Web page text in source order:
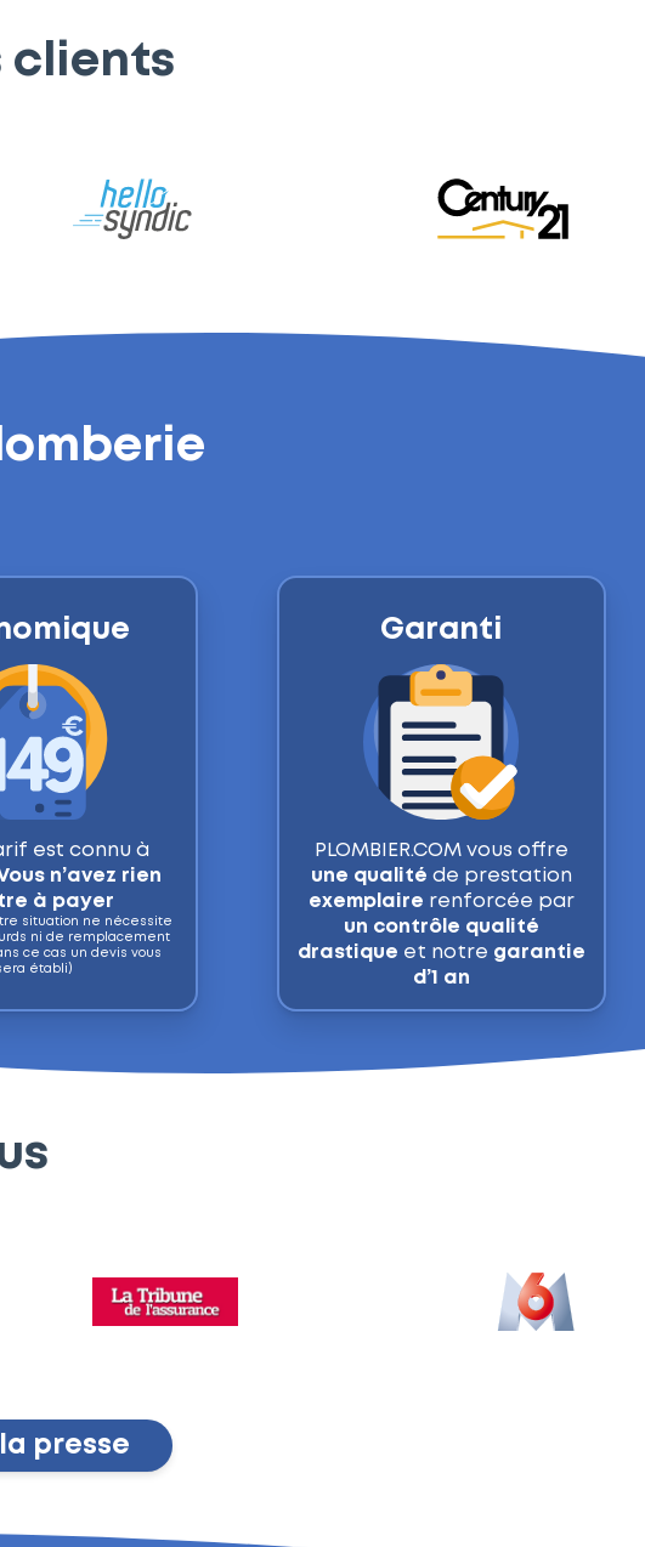
clients
est connu à
n’avez rien
à payer
situation ne nécessite
ni de remplacement
ce cas un devis vous
établi)
Garanti
PLOMBIER.COM vous offre
une qualité de prestation
exemplaire renforcée par
un contrôle qualité
drastique et notre garantie
d’1 an
presse